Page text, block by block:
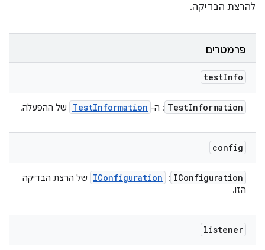
להרצת הבדיקה.
פרמטרים
testInfo
TestInformation : ה- TestInformation של ההפעלה.
config
IConfiguration
:
IConfiguration
של הרצת הבדיקה
הזו.
listener